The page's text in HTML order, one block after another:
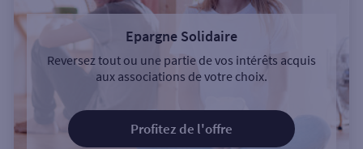
Epargne Solidaire
Reversez tout ou une partie de vos intérêts acquis
aux associations de votre choix.
Profitez de l'offre